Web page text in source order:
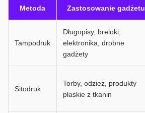
Metoda Zastosowanie gadżetu
Tampodruk
Długopisy, breloki,
elektronika, drobne
gadżety
Sitodruk
Torby, odzież, produkty
płaskie z tkanin